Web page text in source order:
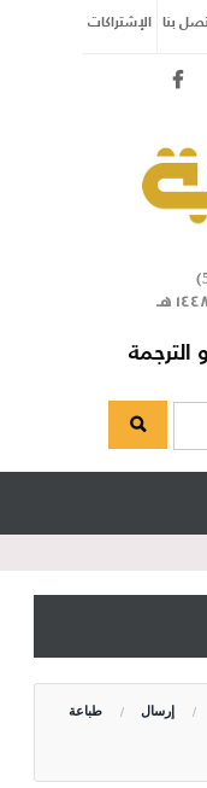
بنا الإشتراكات
إرسال طباعة